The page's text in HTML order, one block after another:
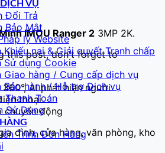
VỤ
Đổi Trả
Bảo Mật
lý Website
Khiếu nại & Giải quyết Tranh chấp
Sử dụng Cookie
Giao hàng / Cung cấp dịch vụ
Bảo hành / Hỗ trợ Dịch vụ
Thanh Toán
Sử Dụng
Trình Đơn Hàng
IMOU Ranger 2 3MP 2K.
this post, don't forget to
AI phát hiện người
thoại
chuyển động
đình, cửa hàng, văn phòng, kho